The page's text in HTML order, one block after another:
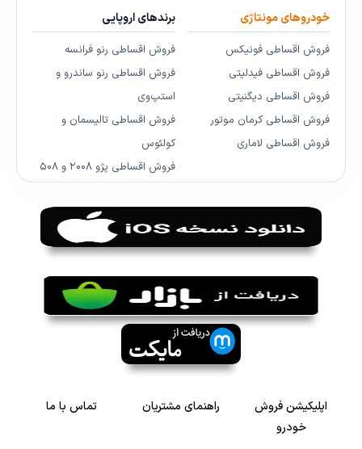
خودروهای مونتاژی
فروش اقساطی فونیکس
فروش اقساطی فیدلیتی
فروش اقساطی دیگنیتی
فروش اقساطی کرمان موتور
فروش اقساطی لاماری
برندهای اروپایی
فروش اقساطی رنو فرانسه
فروش اقساطی رنو ساندرو و
استپ‌وی
فروش اقساطی تالیسمان و
کولئوس
فروش اقساطی پژو ۲۰۰۸ و ۵۰۸
اپلیکیشن فروش
خودرو
راهنمای مشتریان تماس با ما